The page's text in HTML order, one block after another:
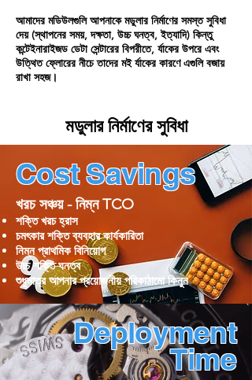
আমাদের মডিউলগুলি আপনাকে মডুলার নির্মাণের সমস্ত সুবিধা
দেয় (স্থাপনের সময়, দক্ষতা, উচ্চ ঘনত্ব, ইত্যাদি) কিন্তু
কন্টেইনারাইজড ডেটা সেন্টারের বিপরীতে, র্যাকের উপরে এবং
উত্থিত ফ্লোরের নীচে তাদের মই র্যাকের কারণে এগুলি বজায়
রাখা সহজ।
মডুলার নির্মাণের সুবিধা
Cost Savings
খরচ সঞ্চয় - নিম্ন TCO
শক্তি খরচ হ্রাস
চমৎকার শক্তি ব্যবহার কার্যকারিতা
নিম্ন প্রাথমিক বিনিয়োগ
উচ্চ শক্তি ঘনত্ব
শুধুমাত্র আপনার প্রয়োজনীয় পরিকাঠামো কিনুন
Deployment
Time